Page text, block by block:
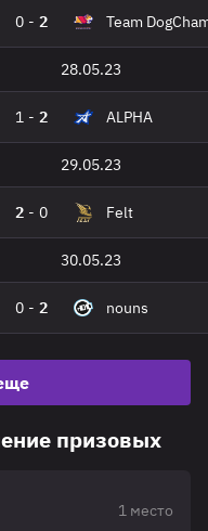
0 - 2 Team
28.05.23
1 - 2 ALPHA
29.05.23
2 - 0 Felt
30.05.23
0 - 2 nouns
призовых
1 место